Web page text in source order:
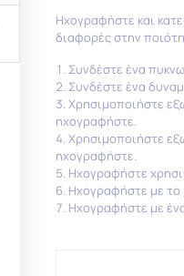
Ηχογραφήστε και
διαφορές στην
Συνδέστε ένα
Συνδέστε ένα
Χρησιμοποιήστε
ηχογραφήστε.
Χρησιμοποιήστε
ηχογραφήστε.
Ηχογραφήστε
Ηχογραφήστε με το
Ηχογραφήστε με
system of European